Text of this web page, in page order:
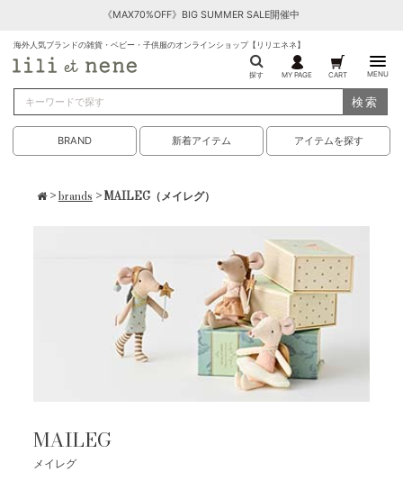
《MAX70%OFF》BIG SUMMER SALE開催中
海外人気ブランドの雑貨・ベビー・子供服のオンラインショップ【リリエネネ】
探す MY PAGE CART MENU
検索
BRAND 新着アイテム アイテムを探す
>brands > MAILEG（メイレグ）
MAILEG
メイレグ